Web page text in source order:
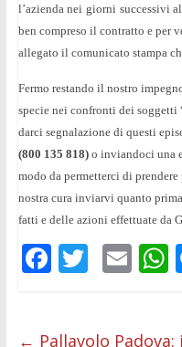
l’azienda nei giorni successivi
ben compreso il contratto e per
allegato il comunicato stampa
Fermo restando il nostro
specie nei confronti dei
darci segnalazione di questi
(800 135 818)o inviandoci una
modo da permetterci di
nostra cura inviarvi quanto
fatti e delle azioni effettuate da
F T E
← Pallavolo